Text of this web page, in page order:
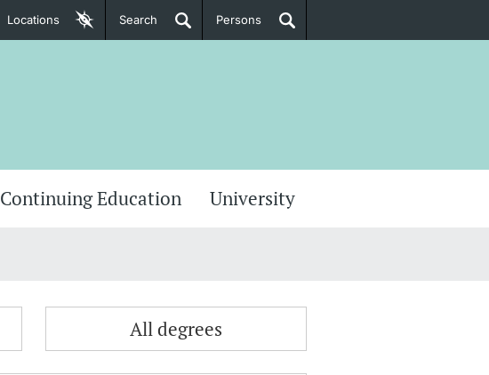
Locations Search Persons
Continuing Education University
All degrees